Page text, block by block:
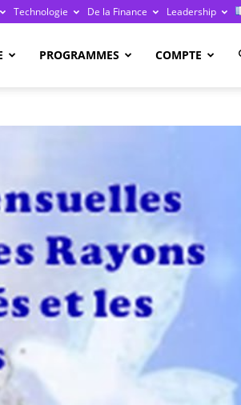
Technologie De la Finance Leadership
PROGRAMMES COMPTE